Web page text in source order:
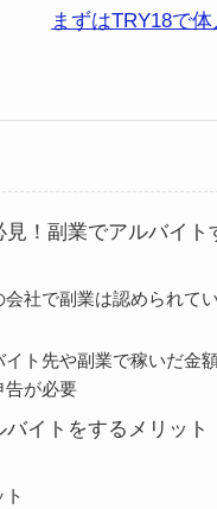
まずはTRY18で
見！副業でアルバイト
会社で副業は認められて
イト先や副業で稼いだ金
告が必要
バイトをするメリット
ト